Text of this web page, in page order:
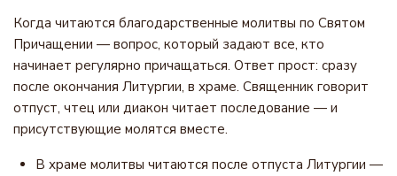
Когда читаются благодарственные молитвы по Святом
Причащении — вопрос, который задают все, кто
начинает регулярно причащаться. Ответ прост: сразу
после окончания Литургии, в храме. Священник говорит
отпуст, чтец или диакон читает последование — и
присутствующие молятся вместе.
В храме молитвы читаются после отпуста Литургии —